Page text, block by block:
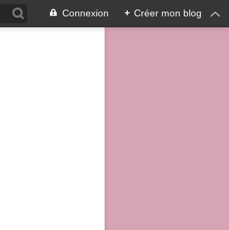
Connexion + Créer mon blog